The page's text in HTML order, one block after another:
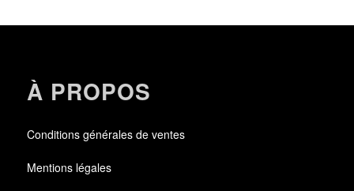
À PROPOS
Conditions générales de ventes
Mentions légales